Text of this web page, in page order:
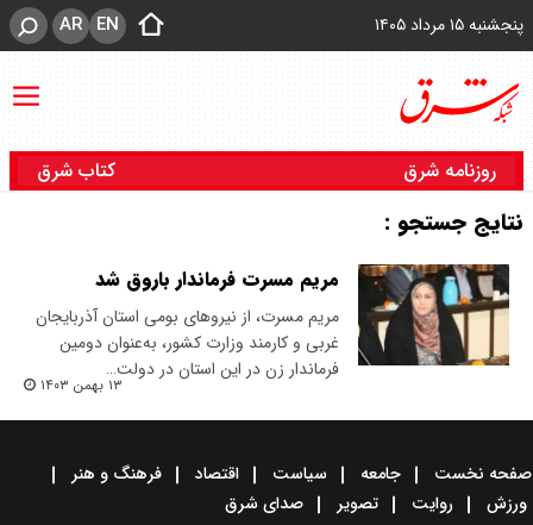
پنجشنبه ۱۵ مرداد ۱۴۰۵ EN
AR
روزنامه شرق کتاب شرق
نتایج جستجو :
مریم مسرت فرماندار باروق شد
مریم مسرت، از نیروهای بومی استان آذربایجان
غربی و کارمند وزارت کشور، به‌عنوان دومین
فرماندار زن در این استان در دولت…
۱۳ بهمن ۱۴۰۳
صفحه نخست جامعه سیاست اقتصاد
فرهنگ و هنر
ورزش
روایت تصویر صدای شرق